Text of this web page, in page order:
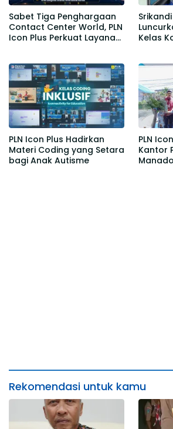
Sabet Tiga Penghargaan
Contact Center World, PLN
Icon Plus Perkuat Layanan
Kelas
PLN Icon Plus Hadirkan
Materi Coding yang Setara
bagi Anak Autisme
PLN
Kantor
Rekomendasi untuk kamu